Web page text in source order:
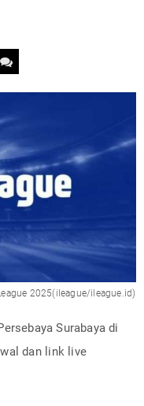
Video
2025(ileague/ileague.id)
Surabaya di
dan link live